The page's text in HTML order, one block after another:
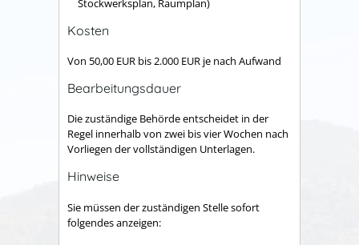
Stockwerksplan, Raumplan)
Kosten
Von 50,00 EUR bis 2.000 EUR je nach Aufwand
Bearbeitungsdauer
Die zuständige Behörde entscheidet in der
Regel innerhalb von zwei bis vier Wochen nach
Vorliegen der vollständigen Unterlagen.
Hinweise
Sie müssen der zuständigen Stelle sofort
folgendes anzeigen: